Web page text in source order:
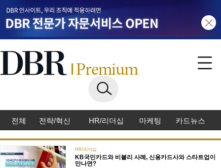
전체 전략/혁신 HR/리더십 마케팅 카드뉴스
HR/리더십
KB국민카드와 비블리 사례, 신용카드사와 스타트업이
만나면?